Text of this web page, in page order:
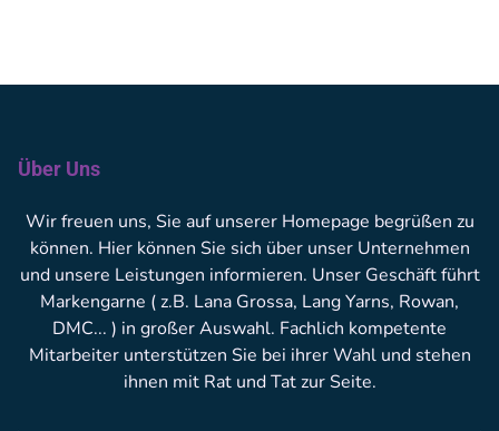
Über Uns
Wir freuen uns, Sie auf unserer Homepage begrüßen zu
können. Hier können Sie sich über unser Unternehmen
und unsere Leistungen informieren. Unser Geschäft führt
Markengarne ( z.B. Lana Grossa, Lang Yarns, Rowan,
DMC... ) in großer Auswahl. Fachlich kompetente
Mitarbeiter unterstützen Sie bei ihrer Wahl und stehen
ihnen mit Rat und Tat zur Seite.